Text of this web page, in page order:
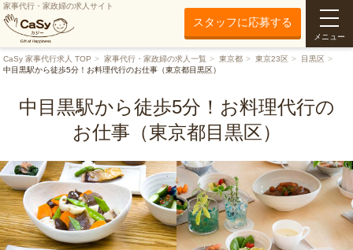
家事代行・家政婦の求人サイト
スタッフに応募する
メニュー
CaSy 家事代行求人 TOP 家事代行・家政婦の求人一覧 東京都 東京23区
目黒区
中目黒駅から徒歩5分！お料理代行のお仕事（東京都目黒区）
中目黒駅から徒歩5分！お料理代行の
お仕事（東京都目黒区）